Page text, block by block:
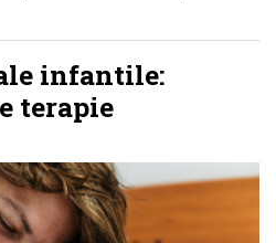
infantile:
terapie